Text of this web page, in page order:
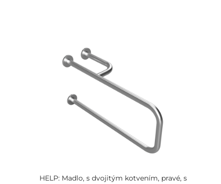
HELP: Madlo, s dvojitým kotvením, pravé, s